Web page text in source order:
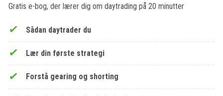
Gratis e-bog, der lærer dig om daytrading på 20 minutter
Sådan daytrader du
Lær din første strategi
Forstå gearing og shorting